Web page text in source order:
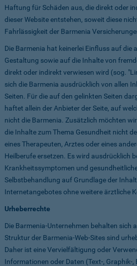
Haftung für Schäden aus, die direkt oder
dieser Website entstehen, soweit diese
Fahrlässigkeit der Barmenia
Die Barmenia hat keinerlei Einfluss auf die
Gestaltung sowie auf die Inhalte von
direkt oder indirekt verwiesen wird (sog.
sich die Barmenia ausdrücklich von allen
Seiten. Für die auf den gelinkten Seiten
haftet allein der Anbieter der Seite, auf
nicht die Barmenia. Zusätzlich möchten
die Inhalte zum Thema Gesundheit nicht
eines Therapeuten, Arztes oder eines
Heilberufe ersetzen. Es wird ausdrücklich
Krankheitssymptomen und
Selbstbehandlung auf Grundlage der
Internetangebotes ohne weitere ärztliche
Urheberrechte
Die Barmenia-Unternehmen behalten sich
Struktur der Barmenia-Web-Sites sind
Daher ist eine Vervielfältigung oder
Informationen oder Daten (Text-, Graphik-,